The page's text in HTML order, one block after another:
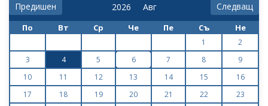
Предишен Следващ
По Вт Ср Че Пе Съ Не
1
2
3
4 5 6 7 8
9
10
11 12 13 14 15
16
17
18 19 20 21 22
23